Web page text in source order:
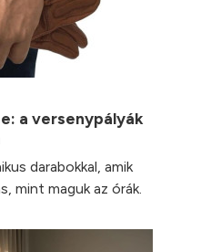
a versenypályák
darabokkal, amik
mint maguk az órák.